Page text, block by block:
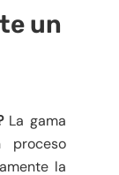
un
La gama
proceso
la